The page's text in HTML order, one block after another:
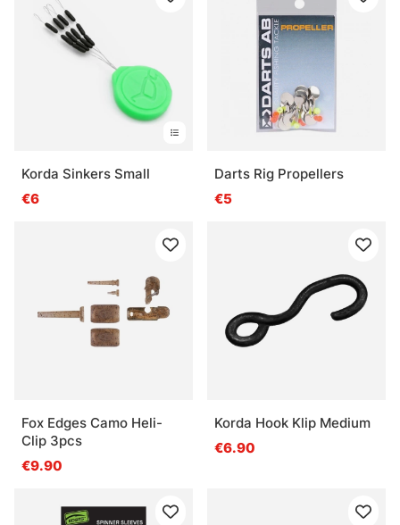
Korda Sinkers Small
€6
Darts Rig Propellers
€5
Fox Edges Camo Heli-
Clip 3pcs
€9.90
Korda Hook Klip Medium
€6.90